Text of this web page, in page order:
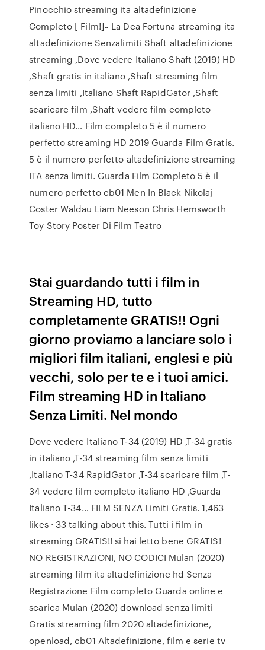
Pinocchio streaming ita altadefinizione
Completo [ Film!]~ La Dea Fortuna streaming ita
altadefinizione Senzalimiti Shaft altadefinizione
streaming ,Dove vedere Italiano Shaft (2019) HD
,Shaft gratis in italiano ,Shaft streaming film
senza limiti ,Italiano Shaft RapidGator ,Shaft
scaricare film ,Shaft vedere film completo
italiano HD… Film completo 5 è il numero
perfetto streaming HD 2019 Guarda Film Gratis.
5 è il numero perfetto altadefinizione streaming
ITA senza limiti. Guarda Film Completo 5 è il
numero perfetto cb01 Men In Black Nikolaj
Coster Waldau Liam Neeson Chris Hemsworth
Toy Story Poster Di Film Teatro
Stai guardando tutti i film in
Streaming HD, tutto
completamente GRATIS!! Ogni
giorno proviamo a lanciare solo i
migliori film italiani, englesi e più
vecchi, solo per te e i tuoi amici.
Film streaming HD in Italiano
Senza Limiti. Nel mondo
Dove vedere Italiano T-34 (2019) HD ,T-34 gratis
in italiano ,T-34 streaming film senza limiti
,Italiano T-34 RapidGator ,T-34 scaricare film ,T-
34 vedere film completo italiano HD ,Guarda
Italiano T-34… FILM SENZA Limiti Gratis. 1,463
likes · 33 talking about this. Tutti i film in
streaming GRATIS!! si hai letto bene GRATIS!
NO REGISTRAZIONI, NO CODICI Mulan (2020)
streaming film ita altadefinizione hd Senza
Registrazione Film completo Guarda online e
scarica Mulan (2020) download senza limiti
Gratis streaming film 2020 altadefinizione,
openload, cb01 Altadefinizione, film e serie tv